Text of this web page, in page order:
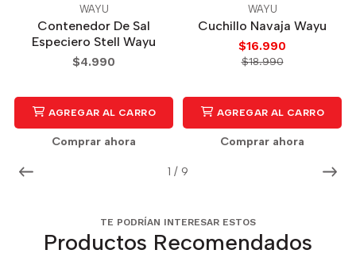
1 / 9
WAYU
Contenedor De Sal
Especiero Stell Wayu
$4.990
AGREGAR AL CARRO
Comprar ahora
WAYU
Cuchillo Navaja Wayu
$16.990
$18.990
AGREGAR AL CARRO
Comprar ahora
TE PODRÍAN INTERESAR ESTOS
Productos Recomendados